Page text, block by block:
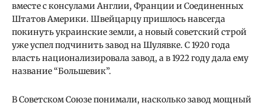
вместе с консулами Англии, Франции и Соединенных
Штатов Америки. Швейцарцу пришлось навсегда
покинуть украинские земли, а новый советский строй
уже успел подчинить завод на Шулявке. С 1920 года
власть национализировала завод, а в 1922 году дала ему
название “Большевик”.
В Советском Союзе понимали, насколько завод мощный